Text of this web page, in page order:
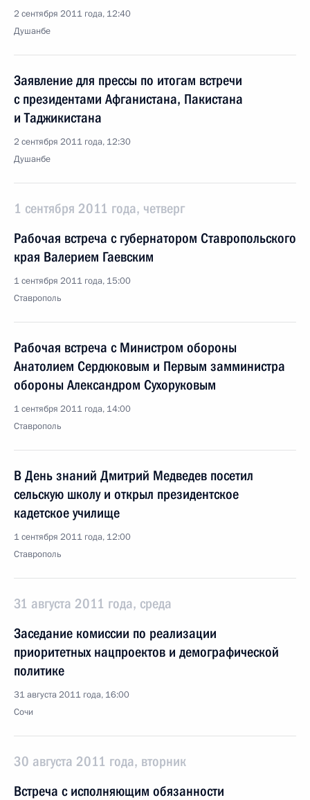
2 сентября 2011 года, 12:40
Душанбе
Заявление для прессы по итогам встречи
с президентами Афганистана, Пакистана
и Таджикистана
2 сентября 2011 года, 12:30
Душанбе
1 сентября 2011 года, четверг
Рабочая встреча с губернатором Ставропольского
края Валерием Гаевским
1 сентября 2011 года, 15:00
Ставрополь
Рабочая встреча с Министром обороны
Анатолием Сердюковым и Первым замминистра
обороны Александром Сухоруковым
1 сентября 2011 года, 14:00
Ставрополь
В День знаний Дмитрий Медведев посетил
сельскую школу и открыл президентское
кадетское училище
1 сентября 2011 года, 12:00
Ставрополь
31 августа 2011 года, среда
Заседание комиссии по реализации
приоритетных нацпроектов и демографической
политике
31 августа 2011 года, 16:00
Сочи
30 августа 2011 года, вторник
Встреча с исполняющим обязанности